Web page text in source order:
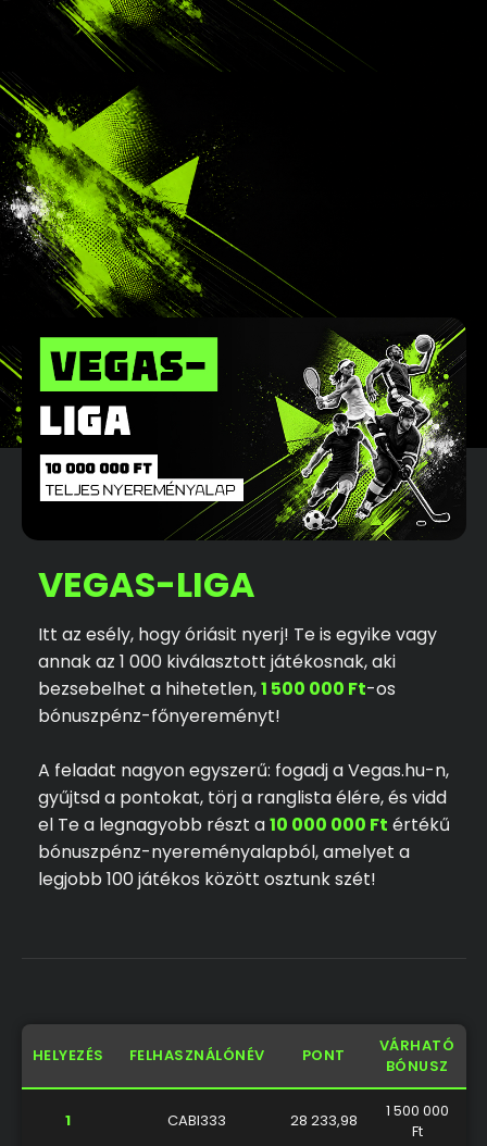
VEGAS-LIGA
Itt az esély, hogy óriásit nyerj! Te is egyike vagy
annak az 1 000 kiválasztott játékosnak, aki
bezsebelhet a hihetetlen,1 500 000 Ft-os
bónuszpénz-főnyereményt!
A feladat nagyon egyszerű: fogadj a Vegas.hu-n,
gyűjtsd a pontokat, törj a ranglista élére, és vidd
el Te a legnagyobb részt a10 000 000 Ft értékű
bónuszpénz-nyereményalapból, amelyet a
legjobb 100 játékos között osztunk szét!
HELYEZÉS FELHASZNÁLÓNÉV PONT
VÁRHATÓ
BÓNUSZ
1 CABI333 28 233,98
1 500 000
Ft